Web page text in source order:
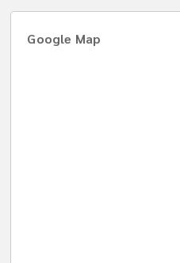
Google Map